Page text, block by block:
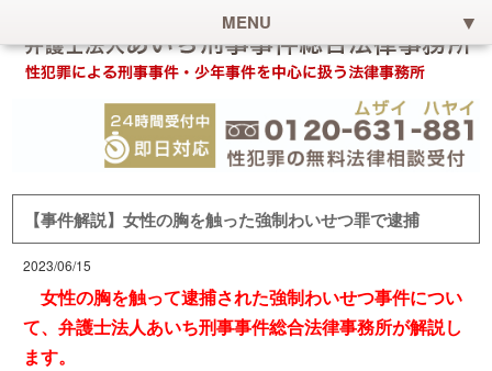
MENU
【事件解説】女性の胸を触った強制わいせつ罪で逮捕
2023/06/15
女性の胸を触って逮捕された強制わいせつ事件につい
て、弁護士法人あいち刑事事件総合法律事務所が解説し
ます。